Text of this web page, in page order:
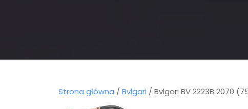
Strona główna / Bvlgari / Bvlgari BV 2223B 2070